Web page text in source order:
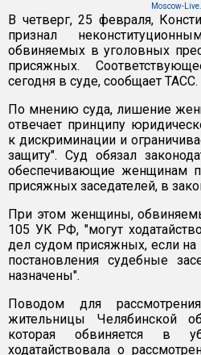
Moscow-
В четверг, 25 февраля,
признал
обвиняемых в уголовных
присяжных.
сегодня в суде, сообщает ТАСС.
По мнению суда, лишение
отвечает принципу
к дискриминации и
защиту". Суд обязал
обеспечивающие женщинам
присяжных заседателей, в
При этом женщины,
105 УК РФ, "могут
дел судом присяжных, если
постановления судебные
назначены".
Поводом для
жительницы Челябинской
которая обвиняется в
ходатайствовала о